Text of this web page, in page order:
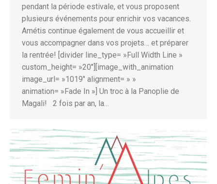
pendant la période estivale, et vous proposent
plusieurs événements pour enrichir vos vacances.
Amétis continue également de vous accueillir et
vous accompagner dans vos projets… et préparer
la rentrée! [divider line_type= »Full Width Line »
custom_height= »20″][image_with_animation
image_url= »1019″ alignment= » »
animation= »Fade In »] Un troc à la Panoplie de
Magali! 2 fois par an, la…